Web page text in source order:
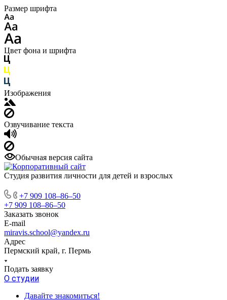
Размер шрифта
Цвет фона и шрифта
Изображения
Озвучивание текста
Обычная версия сайта
Студия развития личности для детей и взрослых
+7 909 108‒86‒50
+7 909 108‒86‒50
Заказать звонок
E-mail
miravis.school@yandex.ru
Адрес
Пермский край, г. Пермь
Подать заявку
О студии
Давайте знакомиться!